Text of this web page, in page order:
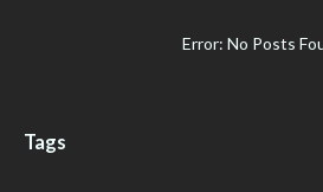
Error: No Posts
Tags